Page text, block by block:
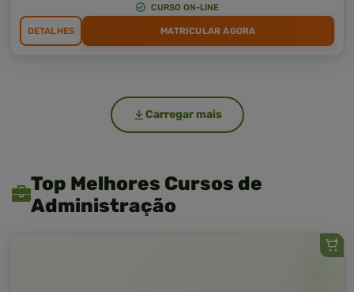
CURSO ON-LINE
DETALHES MATRICULAR AGORA
Carregar mais
Top Melhores Cursos de
Administração